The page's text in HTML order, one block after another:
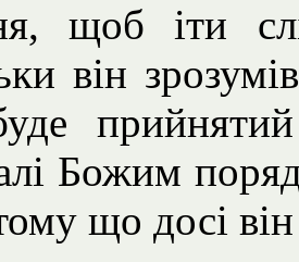
щоб іти
він
Божим
що досі